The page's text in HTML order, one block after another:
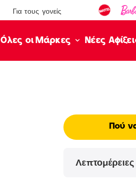
Για τους γονείς
Όλες οι Μάρκες Νέες
Πού